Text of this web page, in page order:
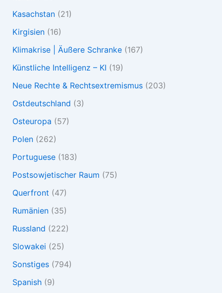
Kasachstan(21)
Kirgisien(16)
Klimakrise | Äußere Schranke(167)
Künstliche Intelligenz – KI (19)
Neue Rechte & Rechtsextremismus(203)
Ostdeutschland (3)
Osteuropa (57)
Polen(262)
Portuguese(183)
Postsowjetischer Raum (75)
Querfront (47)
Rumänien(35)
Russland (222)
Slowakei (25)
Sonstiges(794)
Spanish(9)